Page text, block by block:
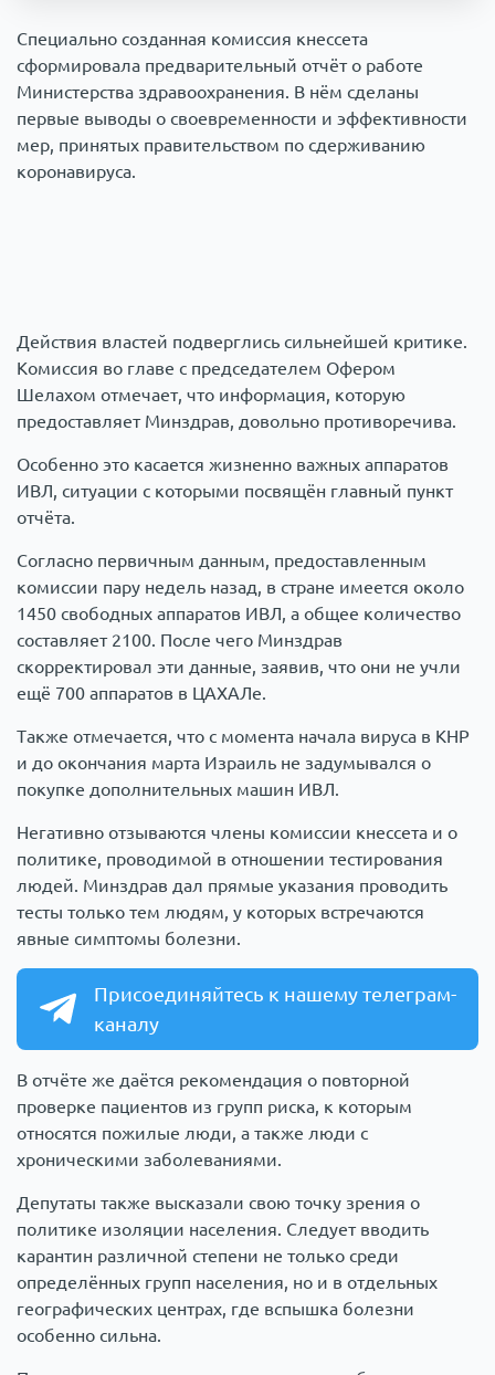
Армия
Специально созданная комиссия кнессета
сформировала предварительный отчёт о работе
Министерства здравоохранения. В нём сделаны
первые выводы о своевременности и эффективности
мер, принятых правительством по сдерживанию
коронавируса.
Действия властей подверглись сильнейшей критике.
Комиссия во главе с председателем Офером
Шелахом отмечает, что информация, которую
предоставляет Минздрав, довольно противоречива.
Особенно это касается жизненно важных аппаратов
ИВЛ, ситуации с которыми посвящён главный пункт
отчёта.
Согласно первичным данным, предоставленным
комиссии пару недель назад, в стране имеется около
1450 свободных аппаратов ИВЛ, а общее количество
составляет 2100. После чего Минздрав
скорректировал эти данные, заявив, что они не учли
ещё 700 аппаратов в ЦАХАЛе.
Также отмечается, что с момента начала вируса в КНР
и до окончания марта Израиль не задумывался о
покупке дополнительных машин ИВЛ.
Негативно отзываются члены комиссии кнессета и о
политике, проводимой в отношении тестирования
людей. Минздрав дал прямые указания проводить
тесты только тем людям, у которых встречаются
явные симптомы болезни.
Присоединяйтесь к нашему телеграм-
каналу
В отчёте же даётся рекомендация о повторной
проверке пациентов из групп риска, к которым
относятся пожилые люди, а также люди с
хроническими заболеваниями.
Депутаты также высказали свою точку зрения о
политике изоляции населения. Следует вводить
карантин различной степени не только среди
определённых групп населения, но и в отдельных
географических центрах, где вспышка болезни
особенно сильна.